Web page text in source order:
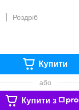
Роздріб
Купити
або
Купити з